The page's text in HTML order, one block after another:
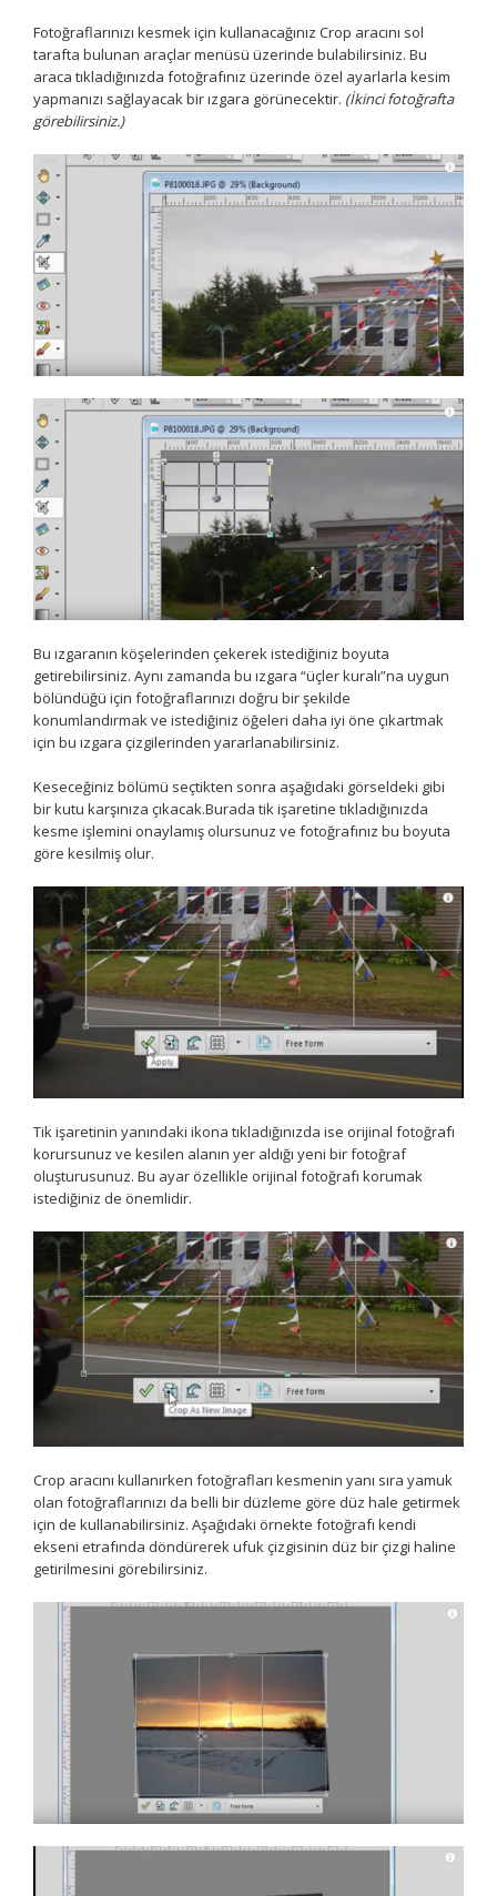
Fotoğraflarınızı kesmek için kullanacağınız Crop aracını sol
tarafta bulunan araçlar menüsü üzerinde bulabilirsiniz. Bu
araca tıkladığınızda fotoğrafınız üzerinde özel ayarlarla kesim
yapmanızı sağlayacak bir ızgara görünecektir. (İkinci fotoğrafta
görebilirsiniz.)
Bu ızgaranın köşelerinden çekerek istediğiniz boyuta
getirebilirsiniz. Aynı zamanda bu ızgara “üçler kuralı”na uygun
bölündüğü için fotoğraflarınızı doğru bir şekilde
konumlandırmak ve istediğiniz öğeleri daha iyi öne çıkartmak
için bu ızgara çizgilerinden yararlanabilirsiniz.
Keseceğiniz bölümü seçtikten sonra aşağıdaki görseldeki gibi
bir kutu karşınıza çıkacak.Burada tik işaretine tıkladığınızda
kesme işlemini onaylamış olursunuz ve fotoğrafınız bu boyuta
göre kesilmiş olur.
Tik işaretinin yanındaki ikona tıkladığınızda ise orijinal fotoğrafı
korursunuz ve kesilen alanın yer aldığı yeni bir fotoğraf
oluşturusunuz. Bu ayar özellikle orijinal fotoğrafı korumak
istediğiniz de önemlidir.
Crop aracını kullanırken fotoğrafları kesmenin yanı sıra yamuk
olan fotoğraflarınızı da belli bir düzleme göre düz hale getirmek
için de kullanabilirsiniz. Aşağıdaki örnekte fotoğrafı kendi
ekseni etrafında döndürerek ufuk çizgisinin düz bir çizgi haline
getirilmesini görebilirsiniz.